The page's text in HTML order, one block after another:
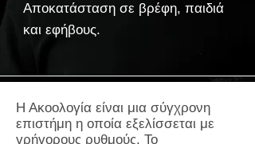
Αποκατάσταση σε βρέφη, παιδιά
και εφήβους.
Η Ακοολογία είναι μια σύγχρονη
επιστήμη η οποία εξελίσσεται με
γρήγορους ρυθμούς. Το